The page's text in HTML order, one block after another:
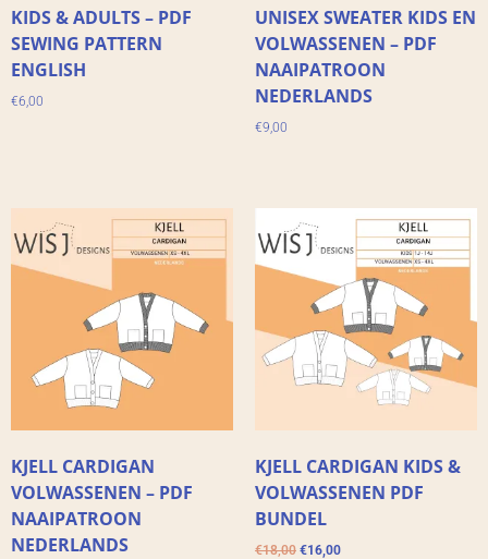
KIDS & ADULTS – PDF
SEWING PATTERN
ENGLISH
€6,00
UNISEX SWEATER KIDS EN
VOLWASSENEN – PDF
NAAIPATROON
NEDERLANDS
€9,00
KJELL CARDIGAN
VOLWASSENEN – PDF
NAAIPATROON
NEDERLANDS
KJELL CARDIGAN KIDS &
VOLWASSENEN PDF
BUNDEL
€18,00 €16,00